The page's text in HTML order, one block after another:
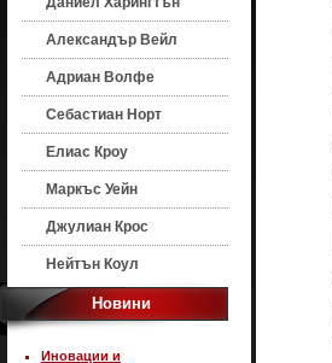
Александър Вейл
Адриан Волфе
Себастиан Норт
Елиас Кроу
Маркъс Уейн
Джулиан Крос
Нейтън Коул
Новини
Иновации и